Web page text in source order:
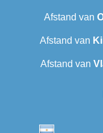
Afstand van
Afstand van
Afstand van